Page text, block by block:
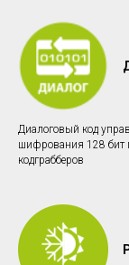
Диалоговый код
шифрования 128 бит
кодграбберов